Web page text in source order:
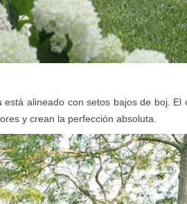
está alineado con setos bajos de boj.
y crean la perfección absoluta.